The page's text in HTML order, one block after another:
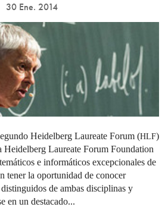
30 Ene. 2014
Heidelberg Laureate Forum (HLF)
Heidelberg Laureate Forum Foundation
e informáticos excepcionales de
tener la oportunidad de conocer
de ambas disciplinas y
en un destacado...